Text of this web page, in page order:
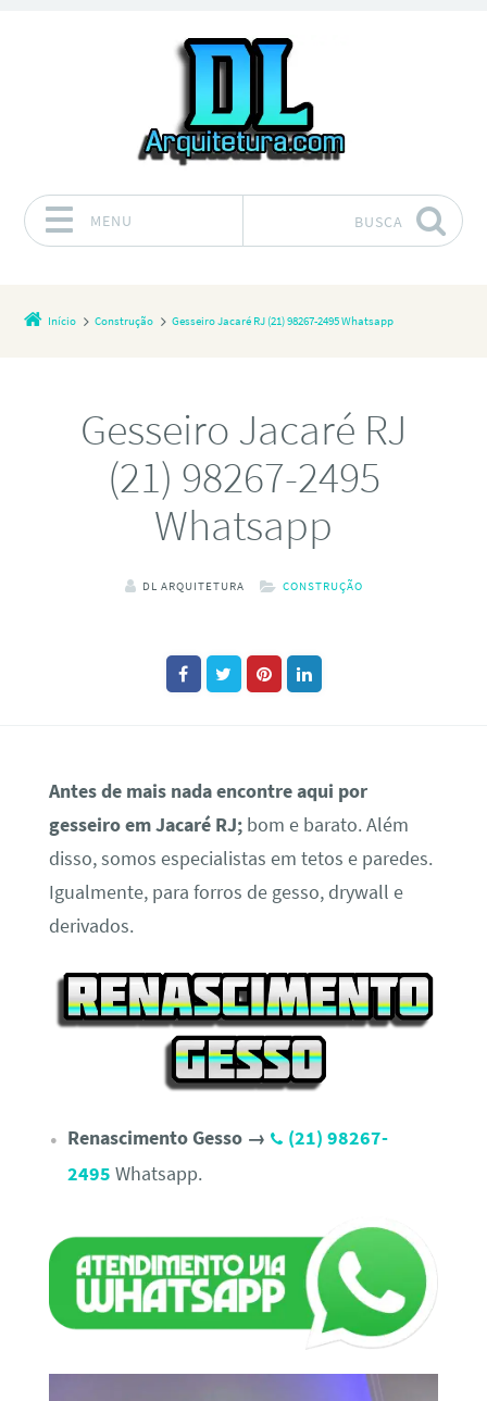
MENU BUSCA
Início Construção Gesseiro Jacaré RJ (21) 98267-2495 Whatsapp
Gesseiro Jacaré RJ
(21) 98267-2495
Whatsapp
DL ARQUITETURA CONSTRUÇÃO
Antes de mais nada encontre aqui por
gesseiro em Jacaré RJ;bom e barato. Além
disso, somos especialistas em tetos e paredes.
Igualmente, para forros de gesso, drywall e
derivados.
Renascimento Gesso →
(21) 98267-
2495 Whatsapp.